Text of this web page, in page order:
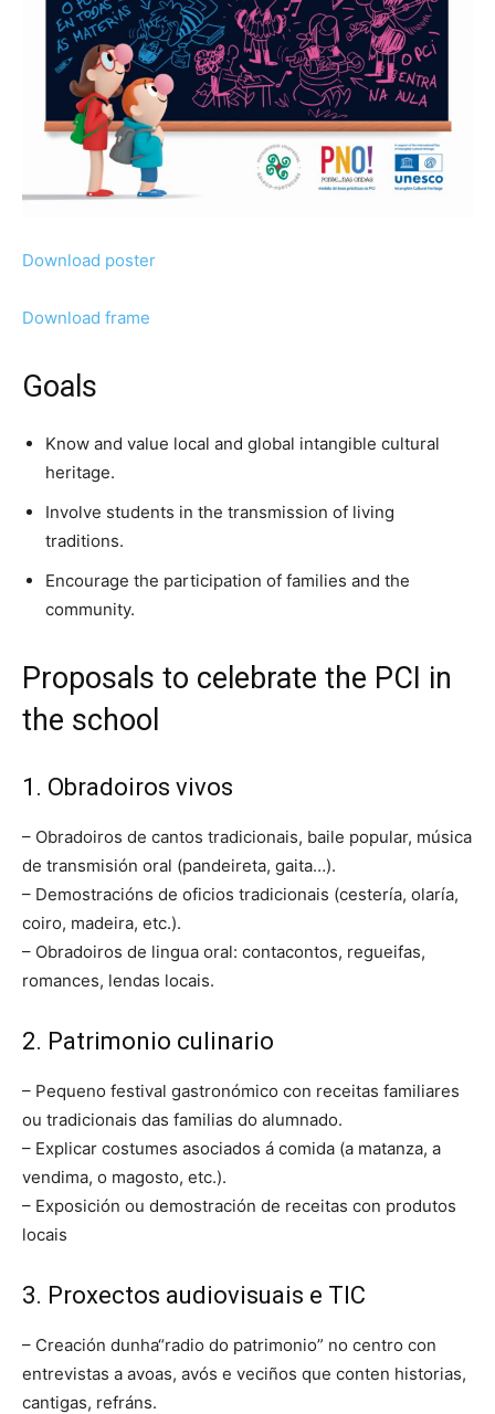
Download poster
Download frame
Goals
Know and value local and global intangible cultural
heritage.
Involve students in the transmission of living
traditions.
Encourage the participation of families and the
community.
Proposals to celebrate the PCI in
the school
1. Obradoiros vivos
– Obradoiros de cantos tradicionais, baile popular, música
de transmisión oral (pandeireta, gaita…).
– Demostracións de oficios tradicionais (cestería, olaría,
coiro, madeira, etc.).
– Obradoiros de lingua oral: contacontos, regueifas,
romances, lendas locais.
2. Patrimonio culinario
– Pequeno festival gastronómico con receitas familiares
ou tradicionais das familias do alumnado.
– Explicar costumes asociados á comida (a matanza, a
vendima, o magosto, etc.).
– Exposición ou demostración de receitas con produtos
locais
3. Proxectos audiovisuais e TIC
– Creación dunha“radio do patrimonio” no centro con
entrevistas a avoas, avós e veciños que conten historias,
cantigas, refráns.